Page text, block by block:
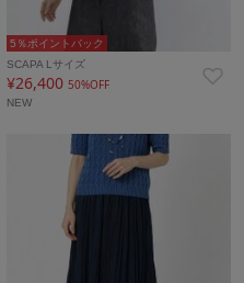
5％ポイントバック
SCAPA Lサイズ
¥26,40050%OFF
NEW